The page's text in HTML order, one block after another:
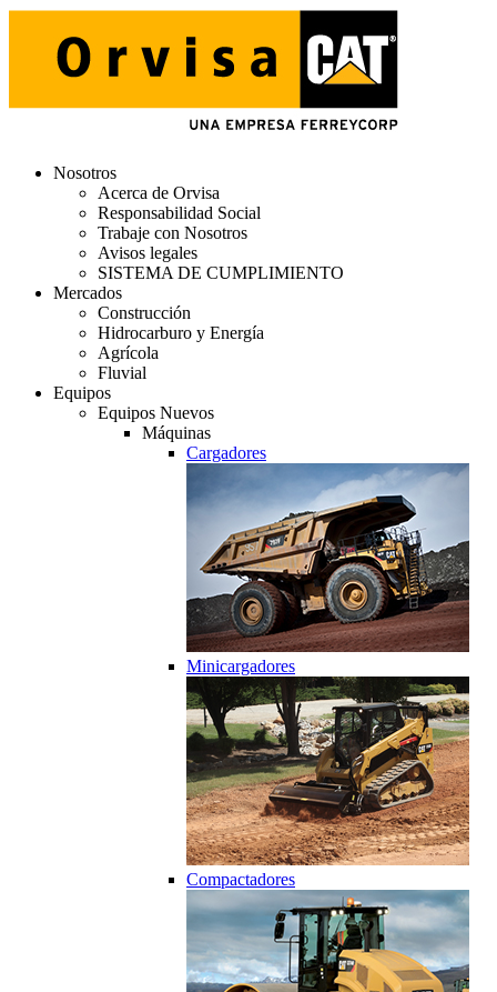
Nosotros
Acerca de Orvisa
Responsabilidad Social
Trabaje con Nosotros
Avisos legales
SISTEMA DE CUMPLIMIENTO
Mercados
Construcción
Hidrocarburo y Energía
Agrícola
Fluvial
Equipos
Equipos Nuevos
Máquinas
Cargadores
Minicargadores
Compactadores